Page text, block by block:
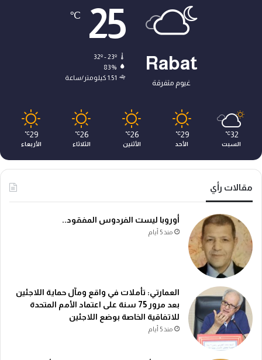
Rabat
غيوم متفرقة
25
℃
32º - 23º
83%
1.51 كيلومتر/ساعة
32
℃
السبت
29
℃
الأحد
26
℃
الأثنين
26
℃
الثلاثاء
29
℃
الأربعاء
مقالات رأي
أوروبا ليست الفردوس المفقود..
منذ 5 أيام
العمارتي: تأملات في واقع ومآل حماية اللاجئين
بعد مرور 75 سنة على اعتماد الأمم المتحدة
للاتفاقية الخاصة بوضع اللاجئين
منذ 5 أيام